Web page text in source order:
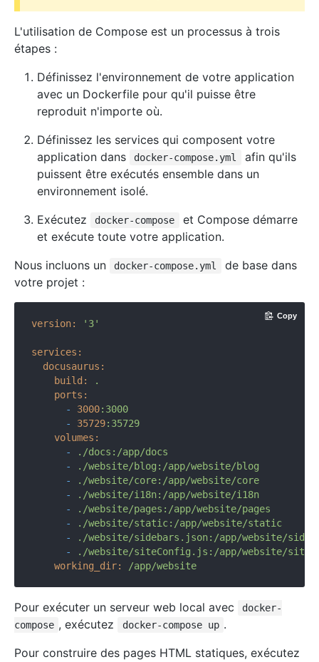
L'utilisation de Compose est un processus à trois
étapes :
Définissez l'environnement de votre application
avec un Dockerfile pour qu'il puisse être
reproduit n'importe où.
Définissez les services qui composent votre
application dans
docker-compose.yml
afin qu'ils
puissent être exécutés ensemble dans un
environnement isolé.
Exécutez
docker-compose
et Compose démarre
et exécute toute votre application.
Nous incluons un
docker-compose.yml
de base dans
votre projet :
version: '3'
services:
docusaurus:
build:
.
ports:
-
3000:3000
-
35729:35729
volumes:
-
./docs:/app/docs
-
./website/blog:/app/website/blog
-
./website/core:/app/website/core
-
./website/i18n:/app/website/i18n
-
./website/pages:/app/website/pages
-
./website/static:/app/website/static
-
./website/sidebars.json:/app/website/
-
./website/siteConfig.js:/app/website/
working_dir:
/app/website
Copy
Pour exécuter un serveur web local avec
docker-
compose , exécutez docker-compose up .
Pour construire des pages HTML statiques, exécutez